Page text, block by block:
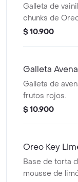
Galleta de
chunks de
$ 10.900
Galleta
Galleta de
frutos rojos.
$ 10.900
Oreo Key
Base de torta
mousse de